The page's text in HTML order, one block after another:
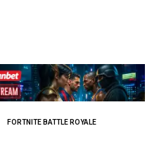
FORTNITE BATTLE ROYALE